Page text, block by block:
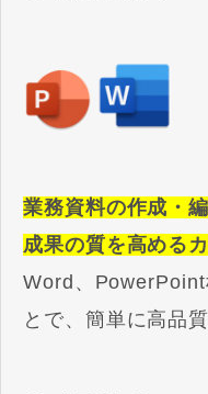
業務資料の作成・
成果の質を高める
Word、PowerPoint
とで、簡単に高品